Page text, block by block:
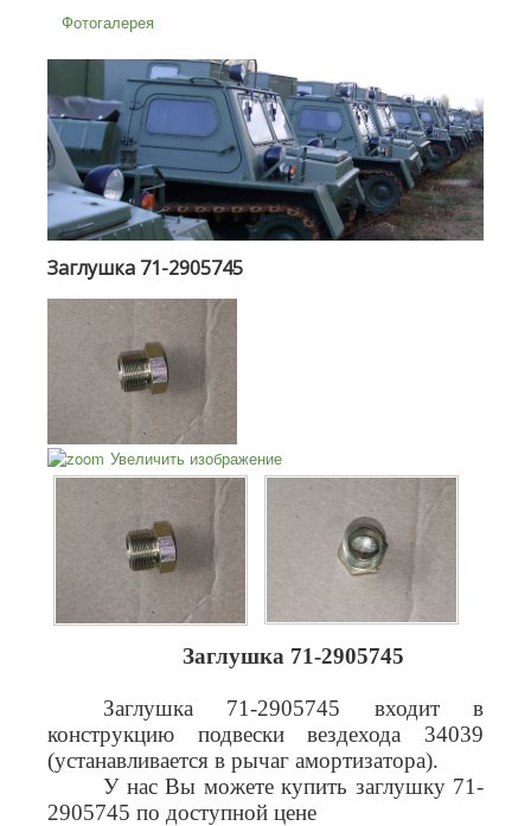
Фотогалерея
Заглушка 71-2905745
Увеличить изображение
Заглушка 71-2905745
Заглушка 71-2905745 входит в
конструкцию подвески вездехода 34039
(устанавливается в рычаг амортизатора).
У нас Вы можете купить заглушку 71-
2905745 по доступной цене